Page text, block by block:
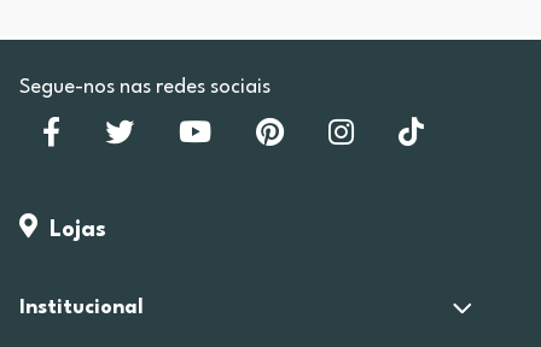
Segue-nos nas redes sociais
Lojas
Institucional